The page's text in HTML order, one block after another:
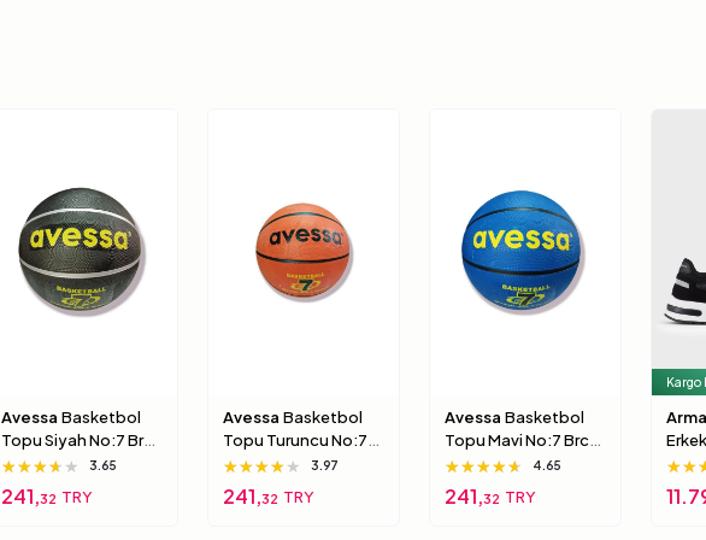
Avessa Basketbol
Topu Siyah No:7 Brc-
7 7 Numara
★★★★★
★★★★★
★★★★★ 3.65
241,32 TRY
Avessa Basketbol
Topu Turuncu No:7
Brc-7 5 Numara
★★★★★
★★★★★
★★★★★ 3.97
241,32 TRY
Avessa Basketbol
Topu Mavi No:7 Brc-
7 7 Numara
★★★★★
★★★★★
★★★★★ 4.65
241,32 TRY
Kargo